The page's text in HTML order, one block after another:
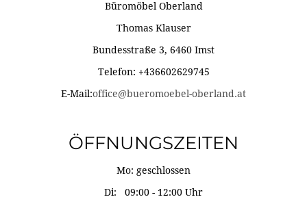
Büromöbel Oberland
Thomas Klauser
Bundesstraße 3, 6460 Imst
Telefon: +436602629745
E-Mail:office@bueromoebel-oberland.at
ÖFFNUNGSZEITEN
Mo: geschlossen
Di: 09:00 - 12:00 Uhr